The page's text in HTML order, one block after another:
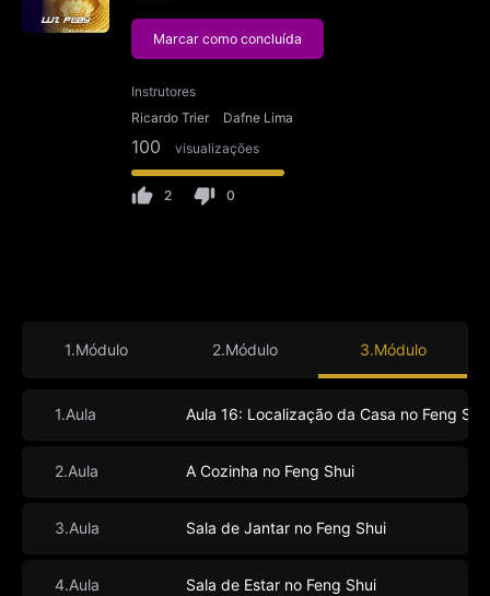
Marcar como concluída
Instrutores
Ricardo Trier
Dafne Lima
100 visualizações
2 0
1.Módulo 2.Módulo 3.Módulo
1.Aula Aula 16: Localização da Casa no Feng
2.Aula A Cozinha no Feng Shui
3.Aula Sala de Jantar no Feng Shui
4.Aula Sala de Estar no Feng Shui